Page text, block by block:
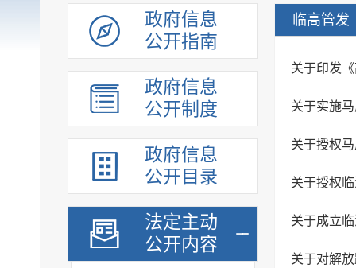
政府信息
公开指南
政府信息
公开制度
政府信息
公开目录
法定主动
公开内容
临高管发
关于印发
关于实施
关于授权
关于授权
关于成立